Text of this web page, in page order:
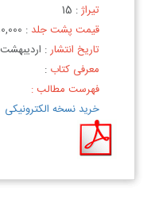
تیراژ: 15
قیمت پشت جلد : 2,550,000
تاریخ انتشار: اردیبهشت 1405
معرفی کتاب :
فهرست مطالب :
خرید نسخه الکترونیکی